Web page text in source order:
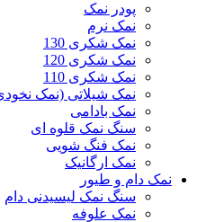
پودر نمک
نمک نرم
نمک شکری 130
نمک شکری 120
نمک شکری 110
نمک شیلاتی (نمک
نمک بادامی
سنگ نمک قلوه ای
نمک فنگ شویی
نمک ارگانیک
نمک دام و طیور
سنگ نمک لیسیدنی دام
نمک علوفه